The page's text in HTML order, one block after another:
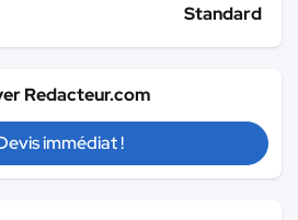
Standard
Redacteur.com
immédiat !